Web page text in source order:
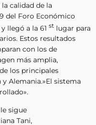
la calidad de la
del Foro Económico
llegó a la 61 st lugar para
Estos resultados
con los de
más amplia,
los principales
Alemania.»El sistema
sigue
Tani,